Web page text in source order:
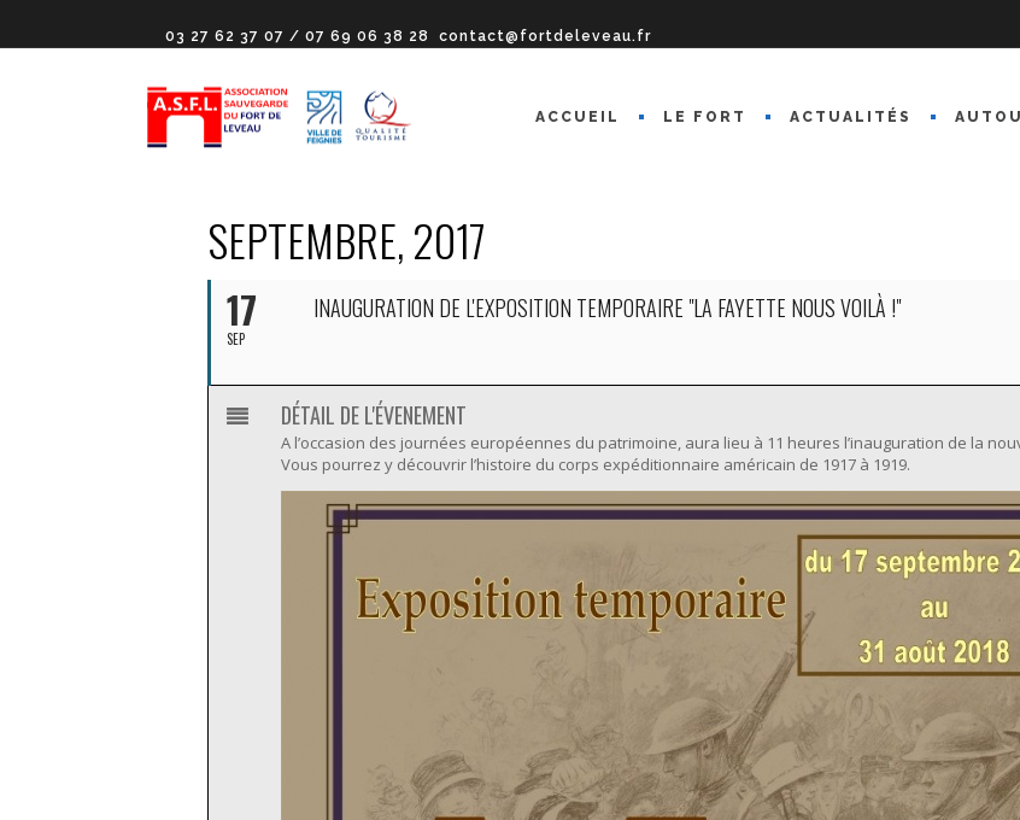
03 27 62 37 07 / 07 69 06 38 28 contact@fortdeleveau.fr
ACCUEIL LE FORT ACTUALITÉS
SEPTEMBRE, 2017
17
SEP
INAUGURATION DE L'EXPOSITION TEMPORAIRE "LA FAYETTE NOUS VOILÀ !"
DÉTAIL DE L'ÉVENEMENT
A l’occasion des journées européennes du patrimoine, aura lieu à 11 heures l’inauguration de la
Vous pourrez y découvrir l’histoire du corps expéditionnaire américain de 1917 à 1919.